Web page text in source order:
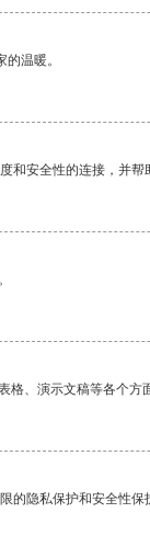
温暖。
和安全性的连接，并帮
、演示文稿等各个方
的隐私保护和安全性保